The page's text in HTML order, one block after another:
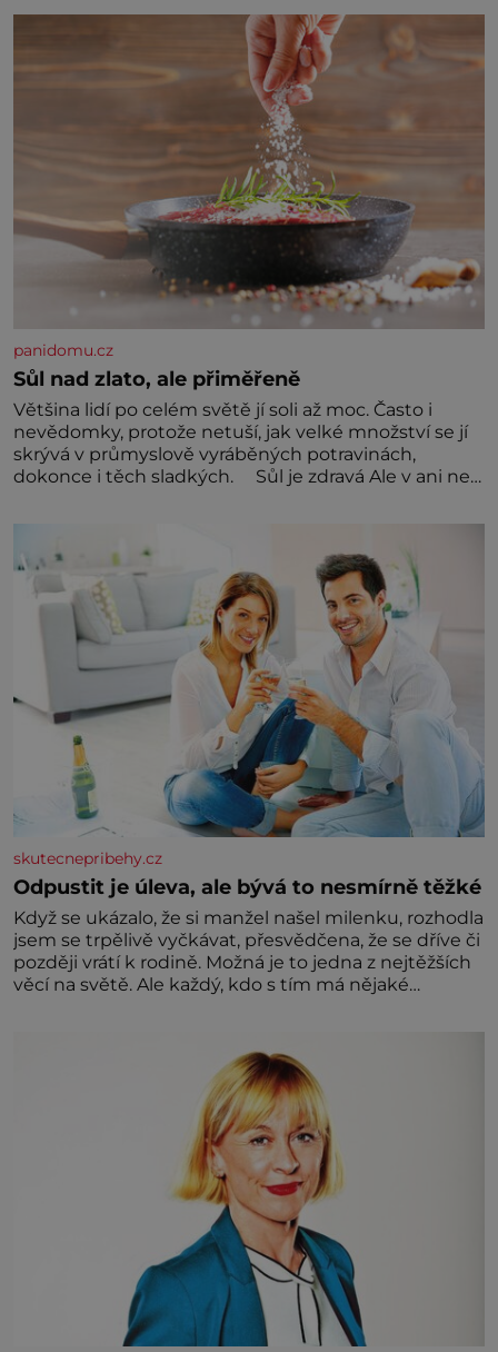
židovské kultury ŠTETL FEST 2026. Některé návraty
nejsou jednoduché. Místa, která si člověk pamatuje z
rodinných vyprávění, už dávno
panidomu.cz
Sůl nad zlato, ale přiměřeně
Většina lidí po celém světě jí soli až moc. Často i
nevědomky, protože netuší, jak velké množství se jí
skrývá v průmyslově vyráběných potravinách,
dokonce i těch sladkých. Sůl je zdravá Ale v ani ne
běžné. Její základní složky– sodík a chlór – jsou
skutecnepribehy.cz
Odpustit je úleva, ale bývá to nesmírně těžké
Když se ukázalo, že si manžel našel milenku, rozhodla
jsem se trpělivě vyčkávat, přesvědčena, že se dříve či
později vrátí k rodině. Možná je to jedna z nejtěžších
věcí na světě. Ale každý, kdo s tím má nějaké